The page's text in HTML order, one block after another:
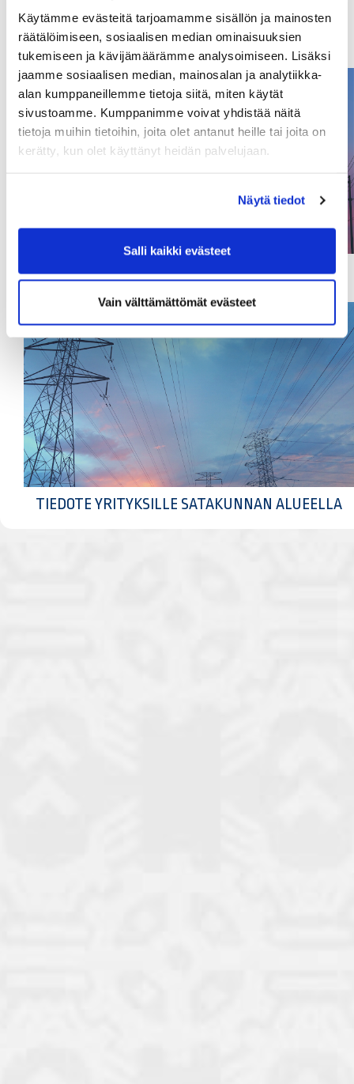
Käytämme evästeitä tarjoamamme sisällön ja mainosten
räätälöimiseen, sosiaalisen median ominaisuuksien
tukemiseen ja kävijämäärämme analysoimiseen. Lisäksi
jaamme sosiaalisen median, mainosalan ja analytiikka-
alan kumppaneillemme tietoja siitä, miten käytät
sivustoamme. Kumppanimme voivat yhdistää näitä
tietoja muihin tietoihin, joita olet antanut heille tai joita on
kerätty, kun olet käyttänyt heidän palvelujaan.
Näytä tiedot
Salli kaikki evästeet
Vain välttämättömät evästeet
TIEDOTE KOTITALOUKSILLE SATAKUNNAN
TIEDOTE YRITYKSILLE SATAKUNNAN ALUEELLA